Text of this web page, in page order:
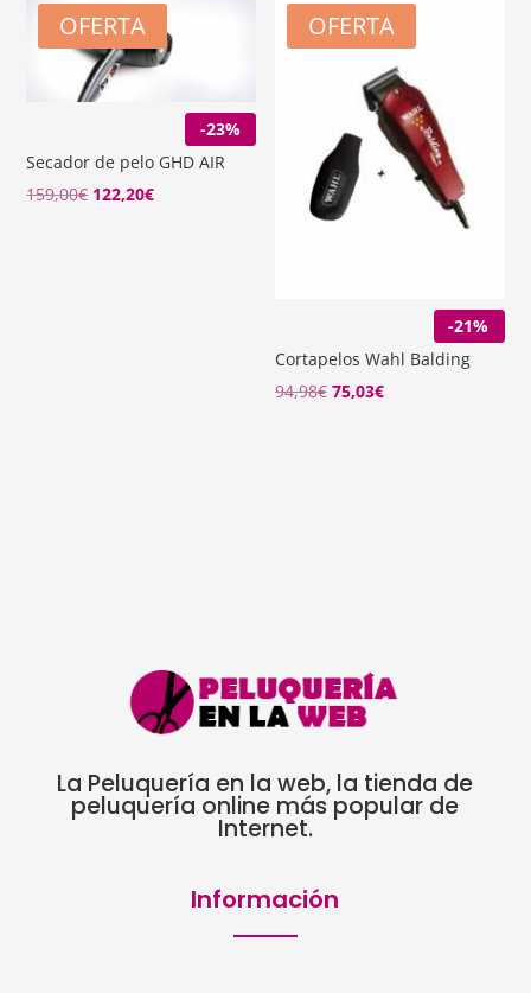
era:
269,00€.
es:
178,20€.
OFERTA
-23%
Secador de pelo GHD AIR
159,00€ El
122,20€El
OFERTA
-21%
Cortapelos Wahl Balding
94,98€ 75,03€
La Peluquería en la web, la tienda de
peluquería online más popular de
Internet.
Información